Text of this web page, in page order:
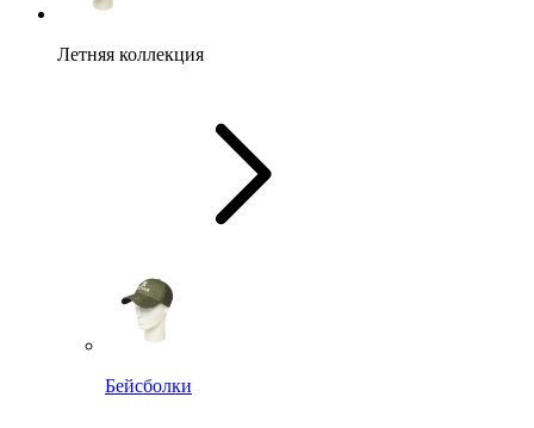
Летняя коллекция
Бейсболки